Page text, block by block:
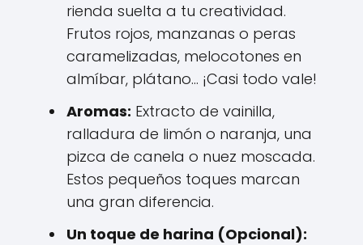
rienda suelta a tu creatividad.
Frutos rojos, manzanas o peras
caramelizadas, melocotones en
almíbar, plátano... ¡Casi todo vale!
Aromas: Extracto de vainilla,
ralladura de limón o naranja, una
pizca de canela o nuez moscada.
Estos pequeños toques marcan
una gran diferencia.
Un toque de harina (Opcional):